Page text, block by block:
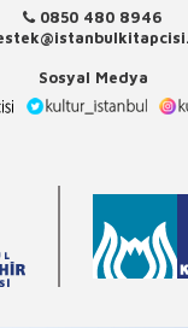
0850 480 8946
Sosyal Medya